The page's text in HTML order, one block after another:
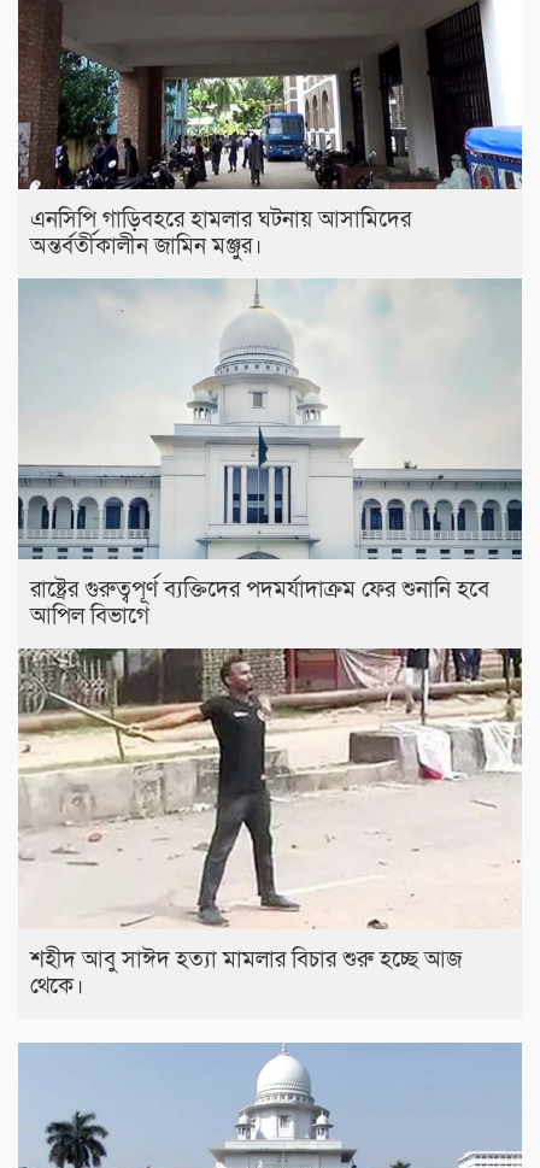
এনসিপি গাড়িবহরে হামলার ঘটনায় আসামিদের
অন্তর্বর্তীকালীন জামিন মঞ্জুর।
রাষ্ট্রের গুরুত্বপূর্ণ ব্যক্তিদের পদমর্যাদাক্রম ফের শুনানি হবে
আপিল বিভাগে
শহীদ আবু সাঈদ হত্যা মামলার বিচার শুরু হচ্ছে আজ
থেকে।